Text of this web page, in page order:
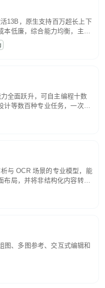
13B，原生支持百万超长上下
本低廉，综合能力均衡，主打
容创作、基础 RAG、批量
全面跃升，可自主编程十数
计等数百种专业任务，一次对
贯穿规划、执行与验证全流
析。长程任务中自主规划与
与 OCR 场景的专业模型，能
布局，并将非结构化内容转换
果。
图、多图参考、交互式编辑和